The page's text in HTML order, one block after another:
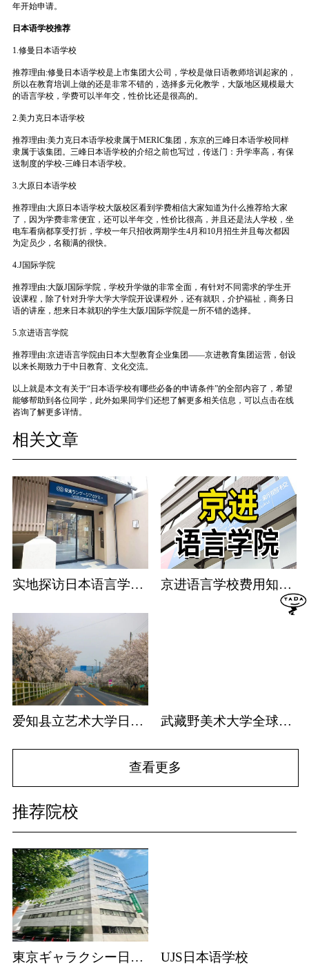
年开始申请。
日本语学校推荐
1.修曼日本语学校
推荐理由:修曼日本语学校是上市集团大公司，学校是做日语教师培训起家的，
所以在教育培训上做的还是非常不错的，选择多元化教学，大阪地区规模最大
的语言学校，学费可以半年交，性价比还是很高的。
2.美力克日本语学校
推荐理由:美力克日本语学校隶属于MERIC集团，东京的三峰日本语学校同样
隶属于该集团。三峰日本语学校的介绍之前也写过，传送门：升学率高，有保
送制度的学校-三峰日本语学校。
3.大原日本语学校
推荐理由:大原日本语学校大阪校区看到学费相信大家知道为什么推荐给大家
了，因为学费非常便宜，还可以半年交，性价比很高，并且还是法人学校，坐
电车看病都享受打折，学校一年只招收两期学生4月和10月招生并且每次都因
为定员少，名额满的很快。
4.J国际学院
推荐理由:大阪J国际学院，学校升学做的非常全面，有针对不同需求的学生开
设课程，除了针对升学大学大学院开设课程外，还有就职，介护福祉，商务日
语的讲座，想来日本就职的学生大阪J国际学院是一所不错的选择。
5.京进语言学院
推荐理由:京进语言学院由日本大型教育企业集团——京进教育集团运营，创设
以来长期致力于中日教育、文化交流。
以上就是本文有关于“日本语学校有哪些必备的申请条件”的全部内容了，希望
能够帮助到各位同学，此外如果同学们还想了解更多相关信息，可以点击在线
咨询了解更多详情。
相关文章
实地探访日本语言学校：京进语言学校篇 京进语言学校费用知多少
爱知县立艺术大学日本排名 武藏野美术大学全球排名
查看更多
推荐院校
東京ギャラクシー日本語学校 UJS日本语学校